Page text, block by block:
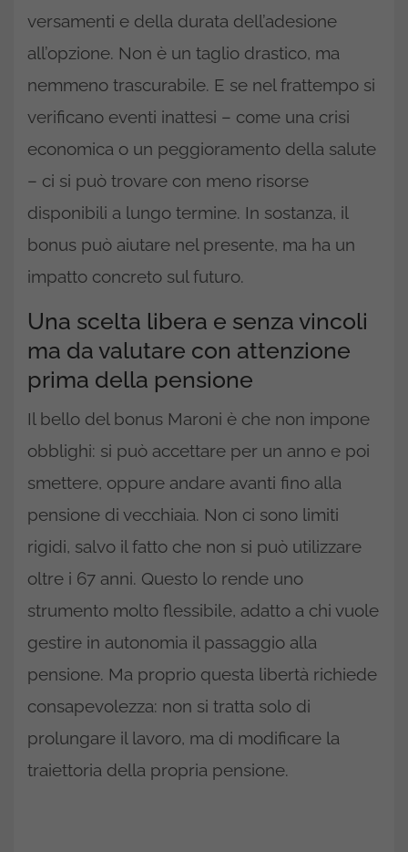
versamenti e della durata dell’adesione
all’opzione. Non è un taglio drastico, ma
nemmeno trascurabile. E se nel frattempo si
verificano eventi inattesi – come una crisi
economica o un peggioramento della salute
– ci si può trovare con meno risorse
disponibili a lungo termine. In sostanza, il
bonus può aiutare nel presente, ma ha un
impatto concreto sul futuro.
Una scelta libera e senza vincoli
ma da valutare con attenzione
prima della pensione
Il bello del bonus Maroni è che non impone
obblighi: si può accettare per un anno e poi
smettere, oppure andare avanti fino alla
pensione di vecchiaia. Non ci sono limiti
rigidi, salvo il fatto che non si può utilizzare
oltre i 67 anni. Questo lo rende uno
strumento molto flessibile, adatto a chi vuole
gestire in autonomia il passaggio alla
pensione. Ma proprio questa libertà richiede
consapevolezza: non si tratta solo di
prolungare il lavoro, ma di modificare la
traiettoria della propria pensione.